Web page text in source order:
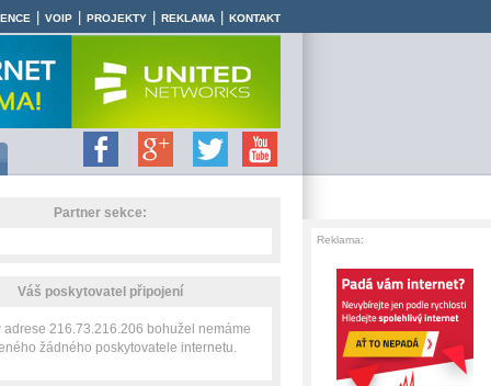
VOIP PROJEKTY REKLAMA KONTAKT
Partner sekce:
Váš poskytovatel připojení
adrese 216.73.216.206 bohužel nemáme
žádného poskytovatele internetu.
Reklama: